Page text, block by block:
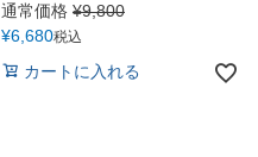
通常価格 ¥9,800
¥6,680税込
カートに入れる